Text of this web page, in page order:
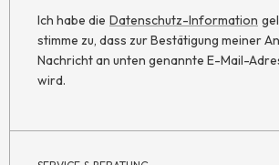
Ich habe die Datenschutz-Information
stimme zu, dass zur Bestätigung meiner
Nachricht an unten genannte E-Mail-
wird.